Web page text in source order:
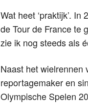
Wat heet ‘praktijk’.
de Tour de France te
zie ik nog steeds als
Naast het wielrennen
reportagemaker en
Olympische Spelen